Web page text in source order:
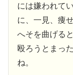
には嫌われて
に、一見、痩
へそを曲げる
殴ろうとまっ
ね。